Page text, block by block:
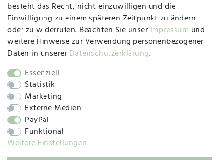
Montag, Dienstag, Donnerstag, Freitag
09:00 Uhr bis 13:00 Uhr
Mittwoch
09:00 Uhr bis 12:00 Uhr
SOCIAL
besteht das Recht, nicht einzuwilligen und die
Einwilligung zu einem späteren Zeitpunkt zu ändern
oder zu widerrufen. Beachten Sie unser Impressum und
weitere Hinweise zur Verwendung personenbezogener
Daten in unserer Daten­schutz­erklärung.
Essenziell
Statistik
Marketing
Externe Medien
PayPal
Funktional
Weitere Einstellungen